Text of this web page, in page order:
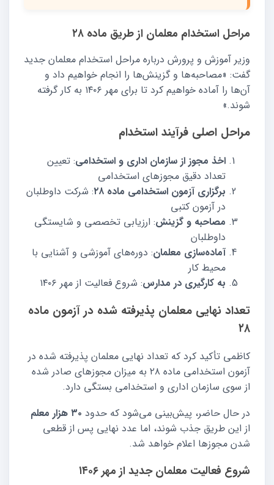
مراحل استخدام معلمان از طریق ماده ۲۸
وزیر آموزش و پرورش درباره مراحل استخدام معلمان جدید
گفت: «مصاحبه‌ها و گزینش‌ها را انجام خواهیم داد و
آن‌ها را آماده خواهیم کرد تا برای مهر ۱۴۰۶ به کار گرفته
شوند.»
مراحل اصلی فرآیند استخدام
اخذ مجوز از سازمان اداری و استخدامی: تعیین
تعداد دقیق مجوزهای استخدامی
برگزاری آزمون استخدامی ماده ۲۸
: شرکت داوطلبان
در آزمون کتبی
مصاحبه و گزینش: ارزیابی تخصصی و شایستگی
داوطلبان
آماده‌سازی معلمان: دوره‌های آموزشی و آشنایی با
محیط کار
به کارگیری در مدارس: شروع فعالیت از مهر ۱۴۰۶
تعداد نهایی معلمان پذیرفته شده در آزمون ماده
۲۸
کاظمی تأکید کرد که تعداد نهایی معلمان پذیرفته شده در
آزمون استخدامی ماده ۲۸ به میزان مجوزهای صادر شده
از سوی سازمان اداری و استخدامی بستگی دارد.
در حال حاضر، پیش‌بینی می‌شود که حدود ۳۰ هزار معلم
از این طریق جذب شوند، اما عدد نهایی پس از قطعی
شدن مجوزها اعلام خواهد شد.
شروع فعالیت معلمان جدید از مهر ۱۴۰۶